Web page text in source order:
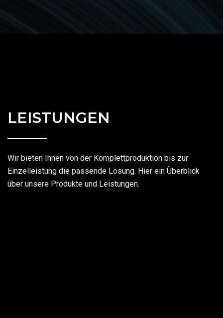
LEISTUNGEN
Wir bieten Ihnen von der Komplettproduktion bis zur
Einzelleistung die passende Lösung. Hier ein Überblick
über unsere Produkte und Leistungen.